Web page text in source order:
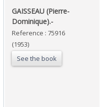
‎GAISSEAU (Pierre-
Dominique).-‎
Reference : 75916
(1953)
See the book